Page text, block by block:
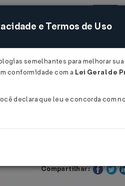
Acessar
Legislação Estadual - Pernambuco
DE 28/01/2021
Compartilhar:
e Termos de Uso
semelhantes para melhorar
conformidade com a Lei Geral de
declara que leu e concorda com